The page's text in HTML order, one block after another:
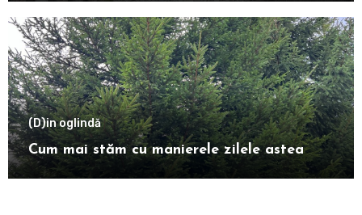
(D)in oglindă
Cum mai stăm cu manierele zilele astea